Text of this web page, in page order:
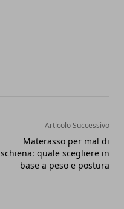
Articolo Successivo
Materasso per mal di
schiena: quale scegliere in
base a peso e postura